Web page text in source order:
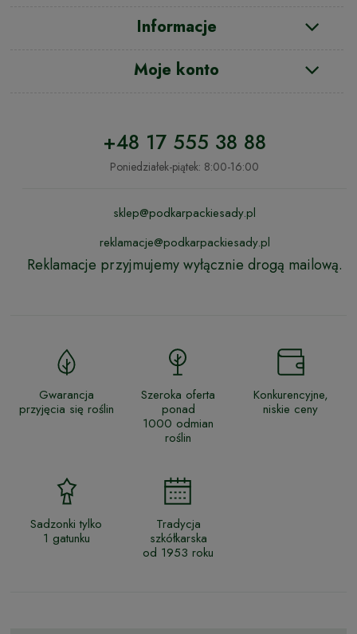
Informacje
Moje konto
+48 17 555 38 88
Poniedziałek-piątek: 8:00-16:00
sklep@podkarpackiesady.pl
reklamacje@podkarpackiesady.pl
Reklamacje przyjmujemy wyłącznie drogą mailową.
Gwarancja
przyjęcia się roślin
Szeroka oferta
ponad
1000 odmian
roślin
Konkurencyjne,
niskie ceny
Sadzonki tylko
1 gatunku
Tradycja
szkółkarska
od 1953 roku